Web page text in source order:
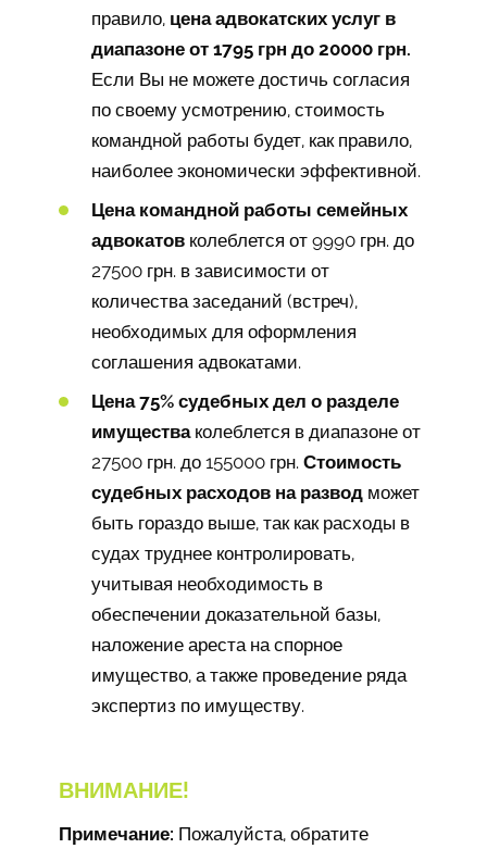
правило, цена адвокатских услуг в
диапазоне от 1795 грн до 20000 грн.
Если Вы не можете достичь согласия
по своему усмотрению, стоимость
командной работы будет, как правило,
наиболее экономически эффективной.
Цена командной работы семейных
адвокатов колеблется от 9990 грн. до
27500 грн. в зависимости от
количества заседаний (встреч),
необходимых для оформления
соглашения адвокатами.
Цена 75% судебных дел о разделе
имуществаколеблется в диапазоне от
27500 грн. до 155000 грн. Стоимость
судебных расходов на развод может
быть гораздо выше, так как расходы в
судах труднее контролировать,
учитывая необходимость в
обеспечении доказательной базы,
наложение ареста на спорное
имущество, а также проведение ряда
экспертиз по имуществу.
ВНИМАНИЕ!
Примечание: Пожалуйста, обратите